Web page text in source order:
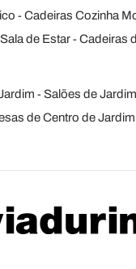
Cadeiras Cozinha
de Estar
Cadeiras
Salões de Jardim
de Centro de Jardim